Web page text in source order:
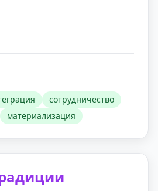
сотрудничество
материализация